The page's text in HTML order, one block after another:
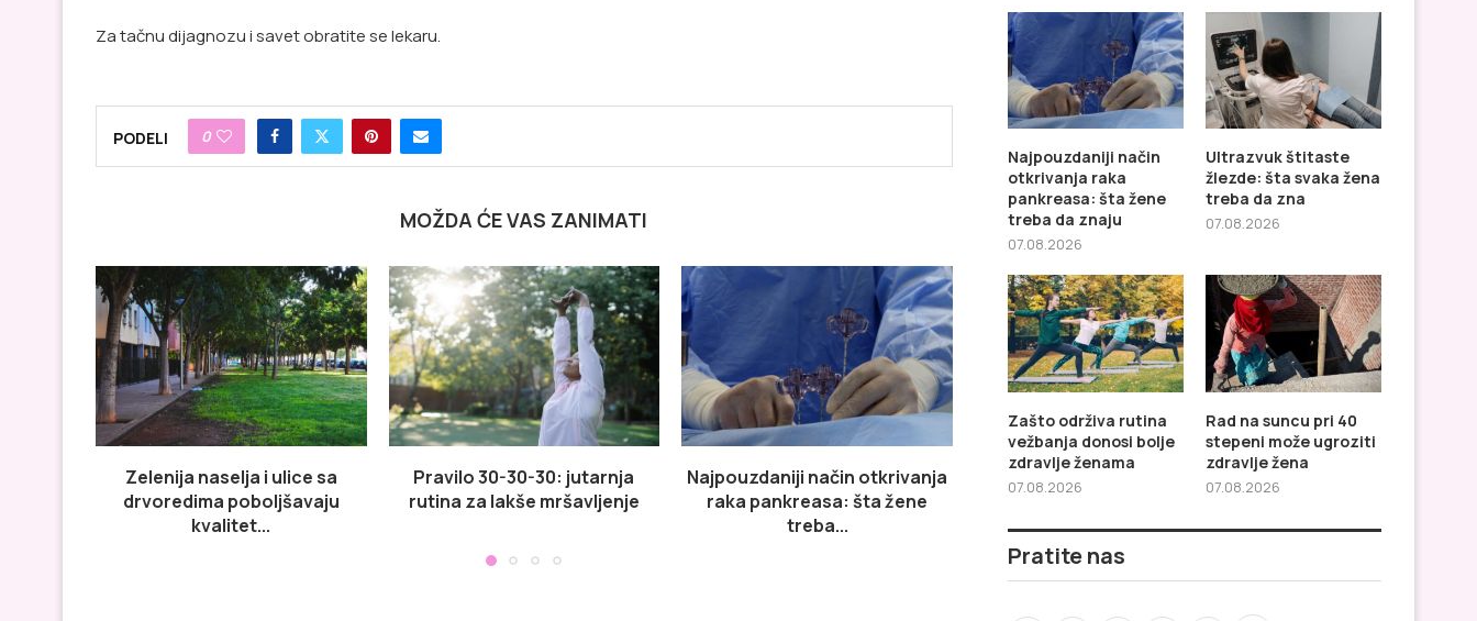
Za tačnu dijagnozu i savet obratite se lekaru.
PODELI 0
MOŽDA ĆE VAS ZANIMATI
Zelenija naselja i ulice sa
drvoredima poboljšavaju
kvalitet...
Pravilo 30-30-30: jutarnja
rutina za lakše mršavljenje
Najpouzdaniji način otkrivanja
raka pankreasa: šta žene
treba...
Ultrazvuk štitaste žlezde: šta
Zašto održiva rutina
Najpouzdaniji način
otkrivanja raka
pankreasa: šta žene
treba da znaju
07.08.2026
Ultrazvuk štitaste
žlezde: šta svaka žena
treba da zna
07.08.2026
Zašto održiva rutina
vežbanja donosi bolje
zdravlje ženama
07.08.2026
Rad na suncu pri 40
stepeni može ugroziti
zdravlje žena
07.08.2026
Pratite nas